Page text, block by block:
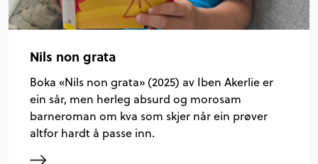
Nils non grata
Boka «Nils non grata» (2025) av Iben Akerlie er
ein sår, men herleg absurd og morosam
barneroman om kva som skjer når ein prøver
altfor hardt å passe inn.